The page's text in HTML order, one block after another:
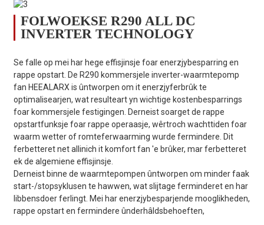
FOLWOEKSE R290 ALL DC
INVERTER TECHNOLOGY
Se falle op mei har hege effisjinsje foar enerzjybesparring en
rappe opstart. De R290 kommersjele inverter-waarmtepomp
fan HEEALARX is ûntworpen om it enerzjyferbrûk te
optimalisearjen, wat resulteart yn wichtige kostenbesparrings
foar kommersjele festigingen. Derneist soarget de rappe
opstartfunksje foar rappe operaasje, wêrtroch wachttiden foar
waarm wetter of romteferwaarming wurde fermindere. Dit
ferbetteret net allinich it komfort fan 'e brûker, mar ferbetteret
ek de algemiene effisjinsje.
Derneist binne de waarmtepompen ûntworpen om minder faak
start-/stopsyklusen te hawwen, wat slijtage ferminderet en har
libbensdoer ferlingt. Mei har enerzjybesparjende mooglikheden,
rappe opstart en fermindere ûnderhâldsbehoeften,